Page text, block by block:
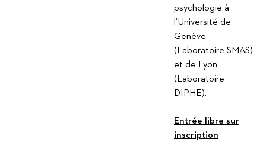
psychologie à
l’Université de
Genève
(Laboratoire SMAS)
et de Lyon
(Laboratoire
DIPHE).
Entrée libre sur
inscription